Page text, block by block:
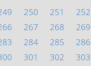
250 251 252
267 268 269
284 285 286
301 302 303